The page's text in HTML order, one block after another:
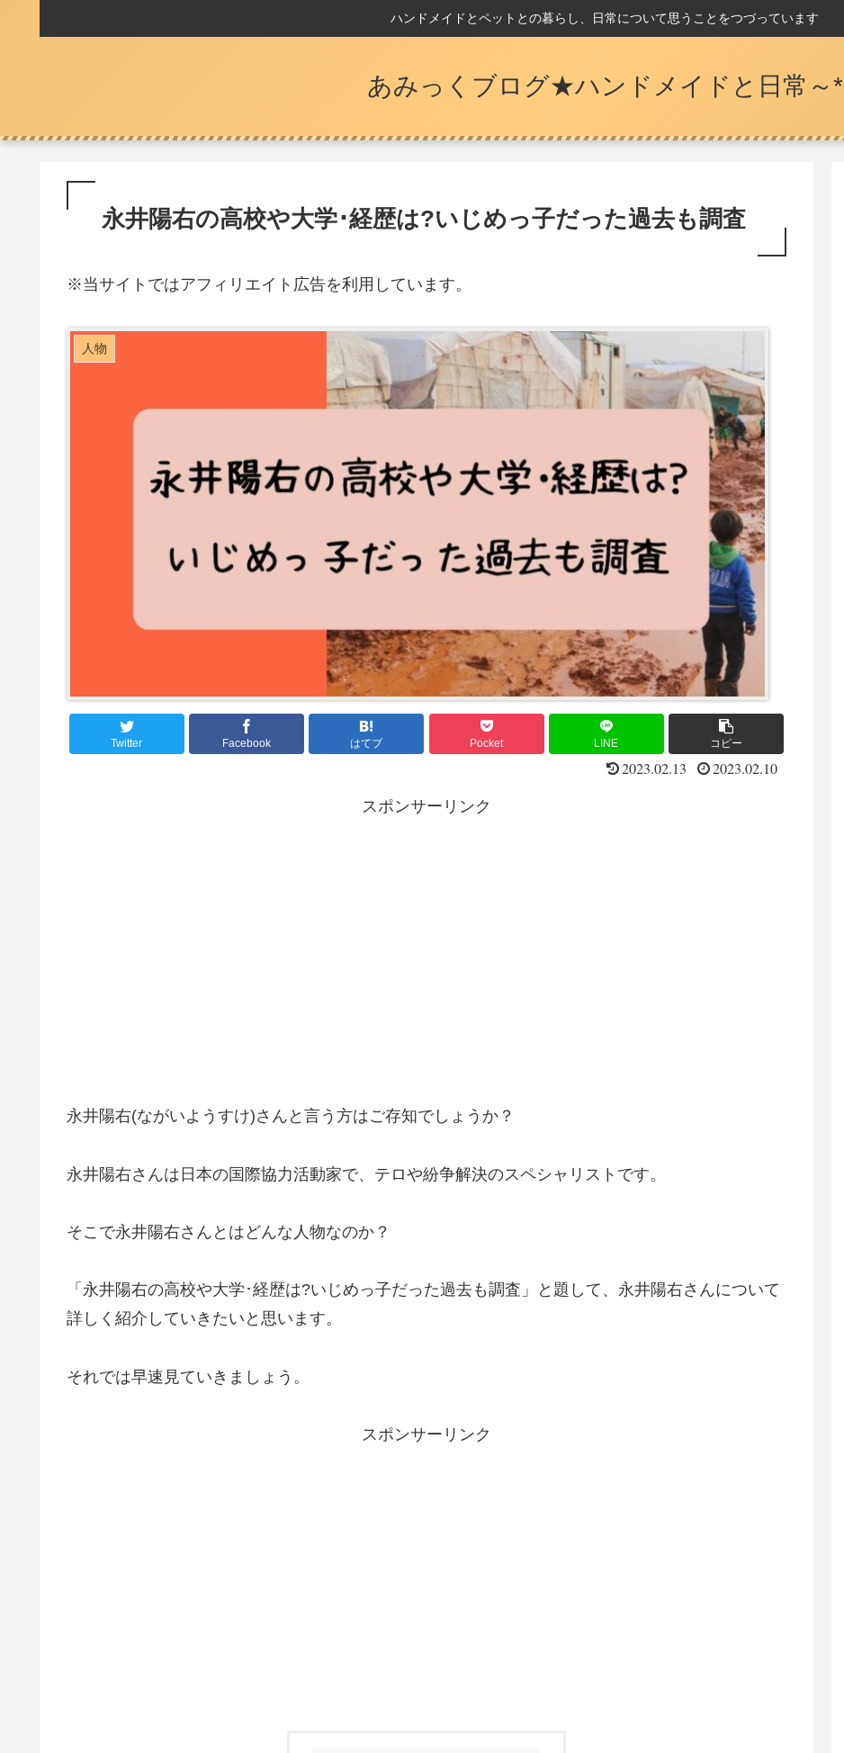
ハンドメイドとペットとの暮らし、日常について思うことをつづっています
あみっくブログ★ハンドメイドと日常～*
永井陽右の高校や大学･経歴は?いじめっ子だった過去も調査
※当サイトではアフィリエイト広告を利用しています。
人物
Twitter Facebook はてブ Pocket LINE コピー
2023.02.13 2023.02.10
スポンサーリンク
永井陽右(ながいようすけ)さんと言う方はご存知でしょうか？
永井陽右さんは日本の国際協力活動家で、テロや紛争解決のスペシャリストです。
そこで永井陽右さんとはどんな人物なのか？
「永井陽右の高校や大学･経歴は?いじめっ子だった過去も調査」と題して、永井陽右さんについて
詳しく紹介していきたいと思います。
それでは早速見ていきましょう。
スポンサーリンク